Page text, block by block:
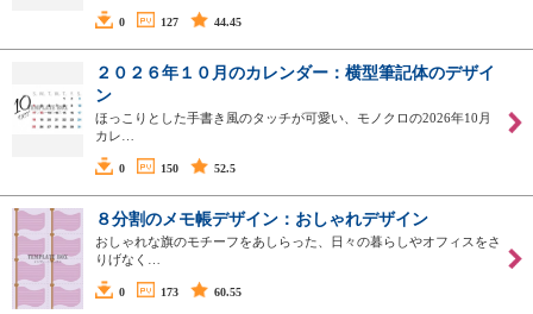
0 127 44.45
２０２６年１０月のカレンダー：横型筆記体のデザイ
ン
ほっこりとした手書き風のタッチが可愛い、モノクロの2026年10月
カレ…
0 150 52.5
８分割のメモ帳デザイン：おしゃれデザイン
おしゃれな旗のモチーフをあしらった、日々の暮らしやオフィスをさ
りげなく…
0 173 60.55